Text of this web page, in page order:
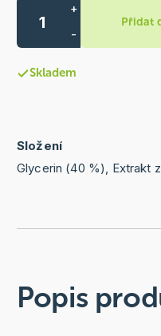
+
-
Přidat
Skladem
Složení
Glycerin (40 %), Extrakt
Popis